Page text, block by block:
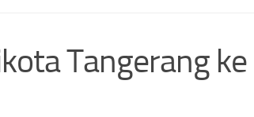
Tangerang